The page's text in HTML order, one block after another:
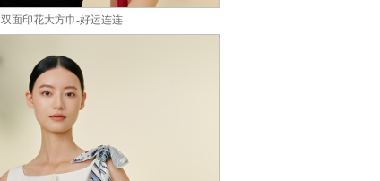
双面印花大方巾-好运连连